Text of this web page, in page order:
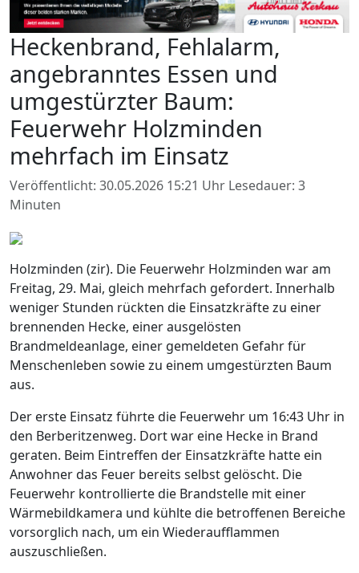
Heckenbrand, Fehlalarm,
angebranntes Essen und
umgestürzter Baum:
Feuerwehr Holzminden
mehrfach im Einsatz
Veröffentlicht: 30.05.2026 15:21 Uhr Lesedauer: 3
Minuten
Holzminden (zir). Die Feuerwehr Holzminden war am
Freitag, 29. Mai, gleich mehrfach gefordert. Innerhalb
weniger Stunden rückten die Einsatzkräfte zu einer
brennenden Hecke, einer ausgelösten
Brandmeldeanlage, einer gemeldeten Gefahr für
Menschenleben sowie zu einem umgestürzten Baum
aus.
Der erste Einsatz führte die Feuerwehr um 16:43 Uhr in
den Berberitzenweg. Dort war eine Hecke in Brand
geraten. Beim Eintreffen der Einsatzkräfte hatte ein
Anwohner das Feuer bereits selbst gelöscht. Die
Feuerwehr kontrollierte die Brandstelle mit einer
Wärmebildkamera und kühlte die betroffenen Bereiche
vorsorglich nach, um ein Wiederaufflammen
auszuschließen.